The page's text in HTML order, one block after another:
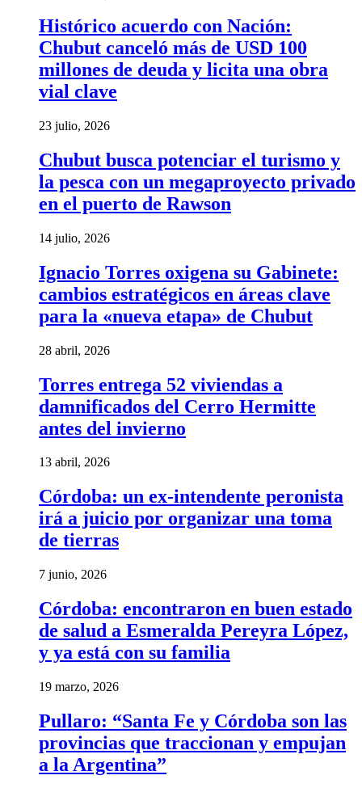
Histórico acuerdo con Nación:
Chubut canceló más de USD 100
millones de deuda y licita una obra
vial clave
23 julio, 2026
Chubut busca potenciar el turismo y
la pesca con un megaproyecto privado
en el puerto de Rawson
14 julio, 2026
Ignacio Torres oxigena su Gabinete:
cambios estratégicos en áreas clave
para la «nueva etapa» de Chubut
28 abril, 2026
Torres entrega 52 viviendas a
damnificados del Cerro Hermitte
antes del invierno
13 abril, 2026
Córdoba: un ex-intendente peronista
irá a juicio por organizar una toma
de tierras
7 junio, 2026
Córdoba: encontraron en buen estado
de salud a Esmeralda Pereyra López,
y ya está con su familia
19 marzo, 2026
Pullaro: “Santa Fe y Córdoba son las
provincias que traccionan y empujan
a la Argentina”